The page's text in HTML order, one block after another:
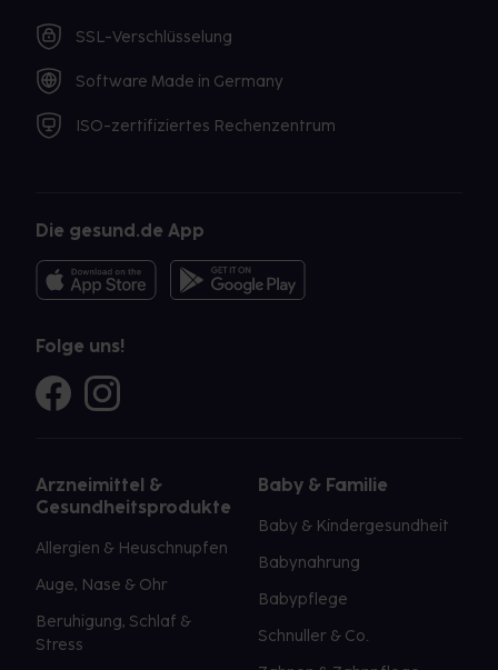
SSL-Verschlüsselung
Software Made in Germany
ISO-zertifiziertes Rechenzentrum
Die gesund.de App
Folge uns!
Arzneimittel &
Gesundheitsprodukte
Allergien & Heuschnupfen
Auge, Nase & Ohr
Beruhigung, Schlaf &
Stress
Baby & Familie
Baby & Kindergesundheit
Babynahrung
Babypflege
Schnuller & Co.